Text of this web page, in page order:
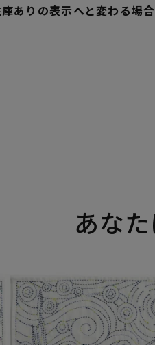
ありの表示へと変わる場
あな